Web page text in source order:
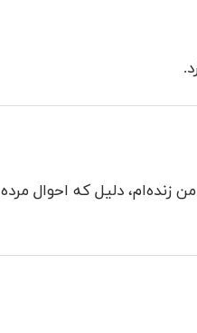
زنده‌ام، دلیل که احوال مرده